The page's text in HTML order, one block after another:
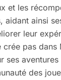
et les
aidant ainsi
leur
crée pas dans
ses
des